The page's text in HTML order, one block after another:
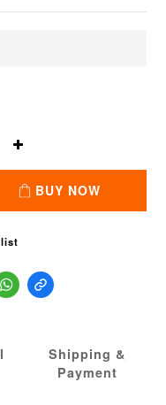
BUY NOW
Shipping &
Payment